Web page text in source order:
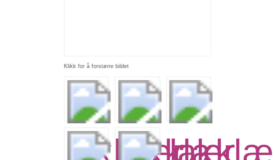
Klikk for å forstørre bildet